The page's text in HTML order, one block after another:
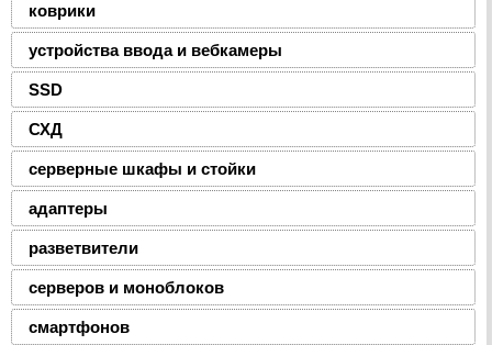
коврики
устройства ввода и вебкамеры
SSD
СХД
серверные шкафы и стойки
адаптеры
разветвители
серверов и моноблоков
смартфонов